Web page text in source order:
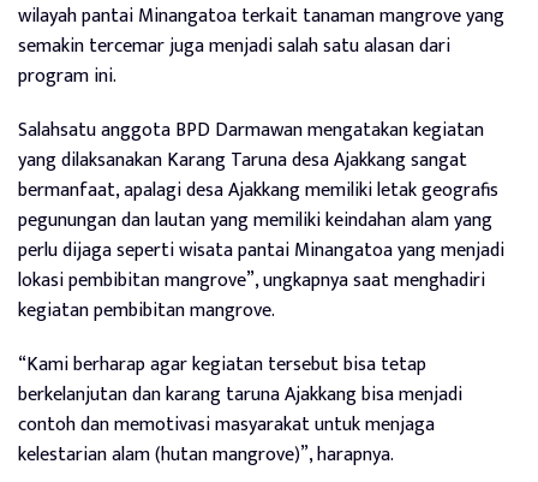
wilayah pantai Minangatoa terkait tanaman mangrove yang
semakin tercemar juga menjadi salah satu alasan dari
program ini.
Salahsatu anggota BPD Darmawan mengatakan kegiatan
yang dilaksanakan Karang Taruna desa Ajakkang sangat
bermanfaat, apalagi desa Ajakkang memiliki letak geografis
pegunungan dan lautan yang memiliki keindahan alam yang
perlu dijaga seperti wisata pantai Minangatoa yang menjadi
lokasi pembibitan mangrove”, ungkapnya saat menghadiri
kegiatan pembibitan mangrove.
“Kami berharap agar kegiatan tersebut bisa tetap
berkelanjutan dan karang taruna Ajakkang bisa menjadi
contoh dan memotivasi masyarakat untuk menjaga
kelestarian alam (hutan mangrove)”, harapnya.